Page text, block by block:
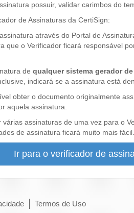
possuir, validar carimbos do
de Assinaturas da CertiSign:
através do Portal de
que o Verificador ficará responsável
de qualquer sistema gerador
indicará se a assinatura está
obter o documento originalmente
aquela assinatura.
assinaturas de uma vez para o
de assinatura ficará muito mais fácil.
Ir para o verificador de
Termos de Uso